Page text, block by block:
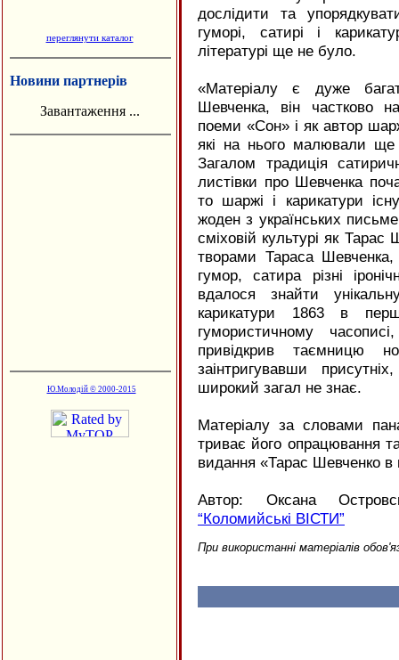
переглянути каталог
Новини партнерів
Завантаження ...
Ю.Молодій © 2000-2015
дослідити та
гуморі, сатирі і
літературі ще не було.
«Матеріалу є дуже
Шевченка, він частково
поеми «Сон» і як автор
які на нього малювали ще
Загалом традиція
листівки про Шевченка
то шаржі і карикатури
жоден з українських
сміховій культурі як
творами Тараса Шевченка,
гумор, сатира різні
вдалося знайти
карикатури 1863 в
гумористичному
привідкрив таємницю
заінтригувавши
широкий загал не знає.
Матеріалу за словами
триває його опрацювання
видання «Тарас Шевченко в
Автор: Оксана
“Коломийські ВІСТИ”
При використанні матеріалів